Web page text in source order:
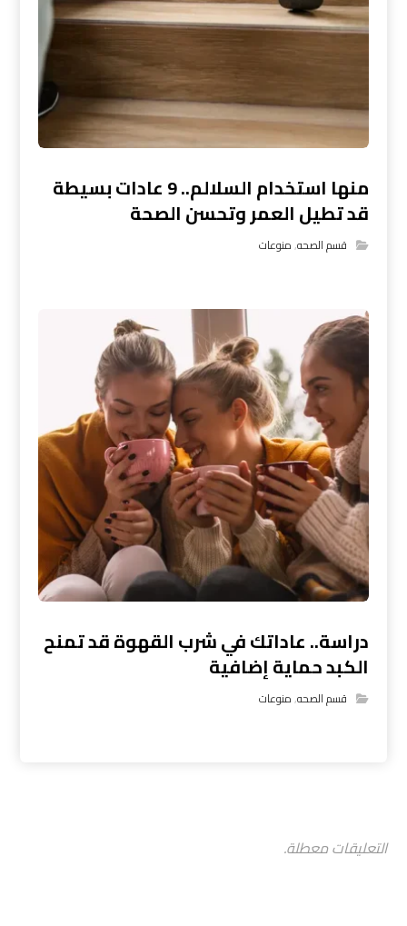
منها استخدام السلالم.. 9 عادات بسيطة
قد تطيل العمر وتحسن الصحة
قسم الصحه,منوعات
دراسة.. عاداتك في شرب القهوة قد تمنح
الكبد حماية إضافية
قسم الصحه,منوعات
التعليقات معطلة.